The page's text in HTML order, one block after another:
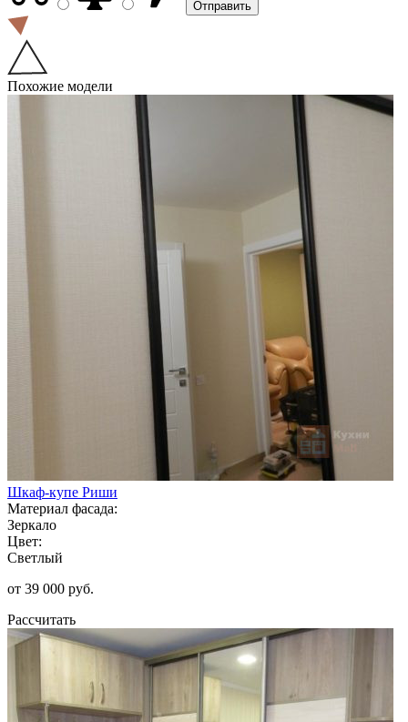
Похожие модели
Шкаф-купе Риши
Материал фасада:
Зеркало
Цвет:
Светлый
от 39 000 руб.
Рассчитать